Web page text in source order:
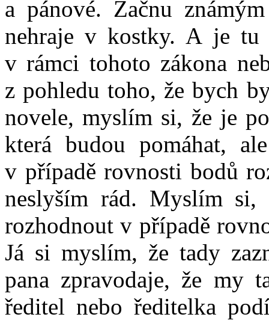
a pánové. Začnu
nehraje v kostky. A je tu
v rámci tohoto zákona
z pohledu toho, že bych
novele, myslím si, že je
která budou pomáhat,
v případě rovnosti bodů
neslyším rád. Myslím
rozhodnout v případě
Já si myslím, že tady
pana zpravodaje, že my
ředitel nebo ředitelka